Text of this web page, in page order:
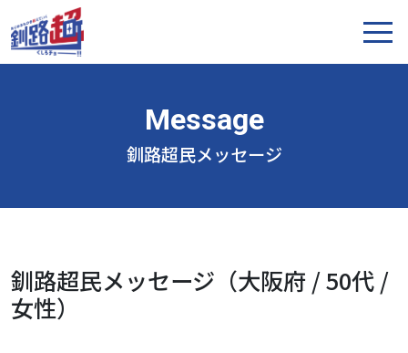
釧路超民メッセージ
釧路超民メッセージ（大阪府 / 50代 /
女性）